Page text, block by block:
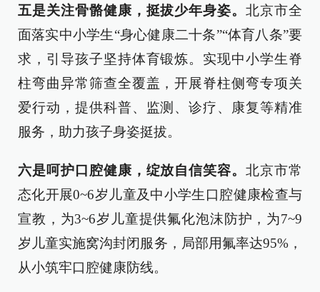
五是关注骨骼健康，挺拔少年身姿。北京市全
面落实中小学生“身心健康二十条”“体育八条”要
求，引导孩子坚持体育锻炼。实现中小学生脊
柱弯曲异常筛查全覆盖，开展脊柱侧弯专项关
爱行动，提供科普、监测、诊疗、康复等精准
服务，助力孩子身姿挺拔。
六是呵护口腔健康，绽放自信笑容。北京市常
态化开展0~6岁儿童及中小学生口腔健康检查与
宣教，为3~6岁儿童提供氟化泡沫防护，为7~9
岁儿童实施窝沟封闭服务，局部用氟率达95%，
从小筑牢口腔健康防线。